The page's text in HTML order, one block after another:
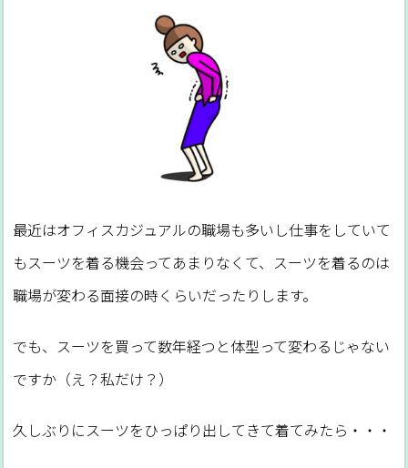
最近はオフィスカジュアルの職場も多いし仕事をしていて
もスーツを着る機会ってあまりなくて、スーツを着るのは
職場が変わる面接の時くらいだったりします。
でも、スーツを買って数年経つと体型って変わるじゃない
ですか（え？私だけ？）
久しぶりにスーツをひっぱり出してきて着てみたら・・・